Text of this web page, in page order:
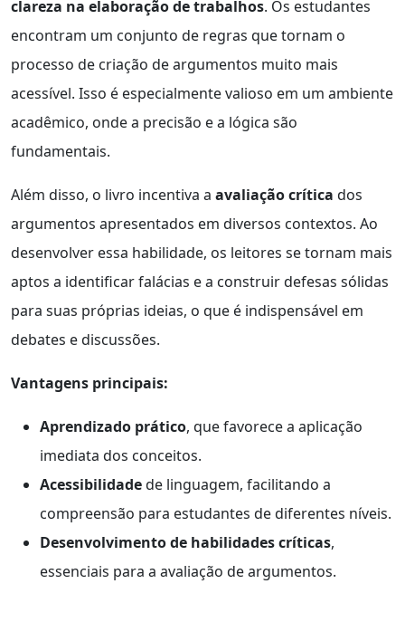
clareza na elaboração de trabalhos. Os estudantes
encontram um conjunto de regras que tornam o
processo de criação de argumentos muito mais
acessível. Isso é especialmente valioso em um ambiente
acadêmico, onde a precisão e a lógica são
fundamentais.
Além disso, o livro incentiva a avaliação crítica dos
argumentos apresentados em diversos contextos. Ao
desenvolver essa habilidade, os leitores se tornam mais
aptos a identificar falácias e a construir defesas sólidas
para suas próprias ideias, o que é indispensável em
debates e discussões.
Vantagens principais:
Aprendizado prático, que favorece a aplicação
imediata dos conceitos.
Acessibilidadede linguagem, facilitando a
compreensão para estudantes de diferentes níveis.
Desenvolvimento de habilidades críticas,
essenciais para a avaliação de argumentos.